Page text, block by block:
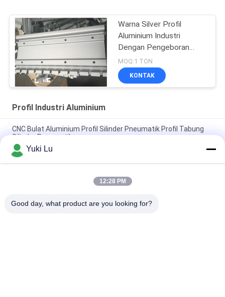
Warna Silver Profil
Aluminium Industri
Dengan Pengeboran
CNC
MOQ:1 TON
KONTAK
Profil Industri Aluminium
CNC Bulat Aluminium Profil Silinder Pneumatik Profil Tabung
Silinder Pneumatik
Bentuk Persegi Profil Ekstrusi Aluminium Berkualitas Tinggi
Untuk Pintu / Jendela
Black cnc Aluminium Turning and Milling Metal Parts Tube
Yuki Lu
12:28 PM
Good day, what product are you looking for?